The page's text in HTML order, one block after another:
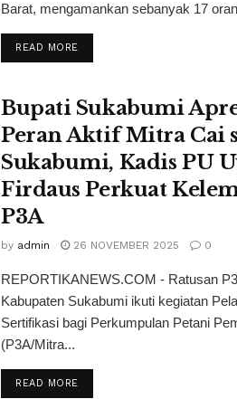
Barat, mengamankan sebanyak 17
READ MORE
Bupati Sukabumi
Peran Aktif Mitra Cai
Sukabumi, Kadis PU
Firdaus Perkuat
P3A
by admin 26 NOVEMBER 2025 0
REPORTIKANEWS.COM - Ratusan
Kabupaten Sukabumi ikuti kegiatan
Sertifikasi bagi Perkumpulan Petani
(P3A/Mitra...
READ MORE